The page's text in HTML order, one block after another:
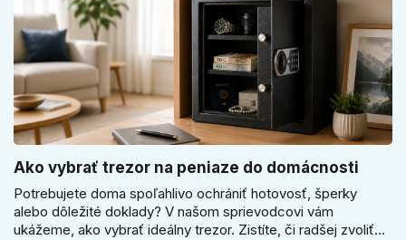
Ako vybrať trezor na peniaze do domácnosti
Potrebujete doma spoľahlivo ochrániť hotovosť, šperky
alebo dôležité doklady? V našom sprievodcovi vám
ukážeme, ako vybrať ideálny trezor. Zistíte, či radšej zvoliť